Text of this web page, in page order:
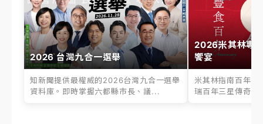
2026 台灣九合一選舉
知新聞提供最權威的2026台灣九合一選舉
資料庫。即時掌握六都縣市長、議...
2026米其林專
饗宴
米其林指南百年之
瑞百年三星傳奇、